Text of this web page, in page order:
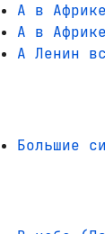
А в
А в
А Ленин
Большие